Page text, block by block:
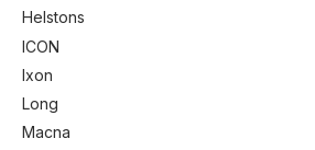
Helstons
ICON
Ixon
Long
Macna